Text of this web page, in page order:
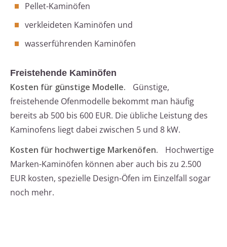
Pellet-Kaminöfen
verkleideten Kaminöfen und
wasserführenden Kaminöfen
Freistehende Kaminöfen
Kosten für günstige Modelle.
Günstige,
freistehende Ofenmodelle bekommt man häufig
bereits ab 500 bis 600 EUR. Die übliche Leistung des
Kaminofens liegt dabei zwischen 5 und 8 kW.
Kosten für hochwertige Markenöfen.
Hochwertige
Marken-Kaminöfen können aber auch bis zu 2.500
EUR kosten, spezielle Design-Öfen im Einzelfall sogar
noch mehr.